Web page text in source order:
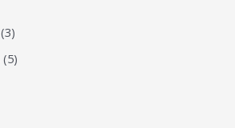
3
5